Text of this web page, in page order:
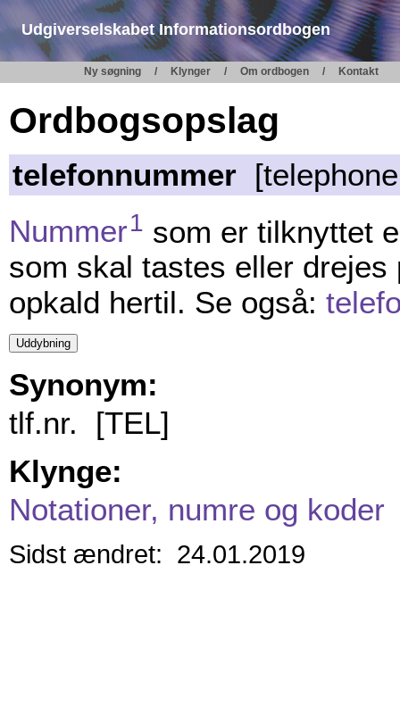
Udgiverselskabet Informationsordbogen
Ny søgning Klynger Om ordbogen Kontakt
Ordbogsopslag
telefonnummer
Nummer1 som er tilknyttet
som skal tastes eller
opkald hertil. Se også:
Synonym:
tlf.nr. [TEL]
Klynge:
Notationer, numre og koder
Sidst ændret: 24.01.2019